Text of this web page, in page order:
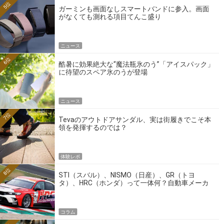
ガーミンも画面なしスマートバンドに参入。画面
がなくても測れる項目てんこ盛り
5位
ニュース
酷暑に効果絶大な“魔法瓶氷のう”「アイスパック」
に待望のスペア氷のうが登場
6位
ニュース
Tevaのアウトドアサンダル、実は街履きでこそ本
領を発揮するのでは？
7位
体験レポ
STI（スバル）、NISMO（日産）、GR（トヨ
タ）、HRC（ホンダ）って一体何？自動車メーカ
8位
コラム